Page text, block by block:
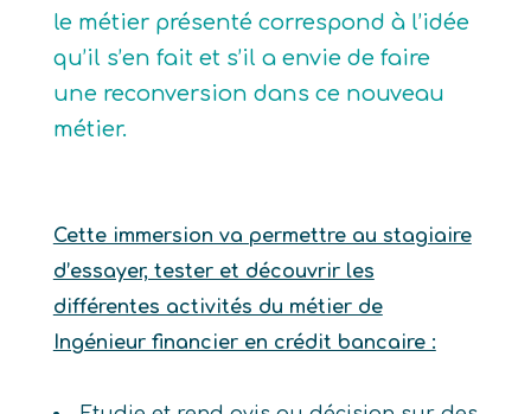
le métier présenté correspond à l’idée
qu’il s’en fait et s’il a envie de faire
une reconversion dans ce nouveau
métier.
Cette immersion va permettre au stagiaire
d’essayer, tester et découvrir les
différentes activités du métier de
Ingénieur financier en crédit bancaire :